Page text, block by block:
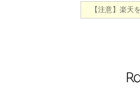
【注意】楽天